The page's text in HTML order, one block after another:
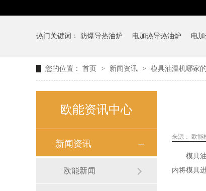
热门关键词： 防爆导热油炉 电加热导热油炉 电
您的位置： 首页 > 新闻资讯 > 模具油温机哪家
来源： 欧能
模具
内将模具
欧能资讯中心
新闻资讯
欧能新闻